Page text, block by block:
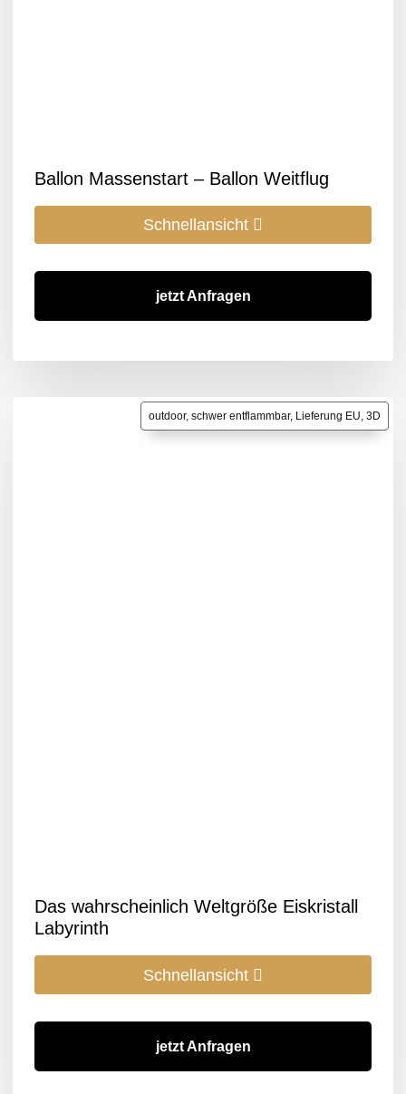
Ballon Massenstart – Ballon Weitflug
Schnellansicht
jetzt Anfragen
outdoor, schwer entflammbar, Lieferung EU, 3D
Das wahrscheinlich Weltgröße Eiskristall
Labyrinth
Schnellansicht
jetzt Anfragen